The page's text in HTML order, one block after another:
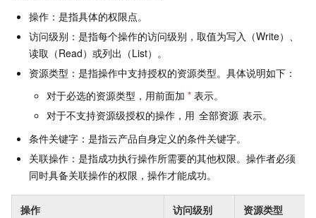
操作：是指具体的权限点。
访问级别：是指每个操作的访问级别，取值为写入（Write）、
读取（Read）或列出（List）。
资源类型：是指操作中支持授权的资源类型。具体说明如下：
对于必选的资源类型，用前面加 * 表示。
对于不支持资源级授权的操作，用 全部资源 表示。
条件关键字：是指云产品自身定义的条件关键字。
关联操作：是指成功执行操作所需要的其他权限。操作者必须
同时具备关联操作的权限，操作才能成功。
操作 访问级别 资源类型